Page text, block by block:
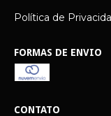
Política de
FORMAS DE ENVIO
CONTATO